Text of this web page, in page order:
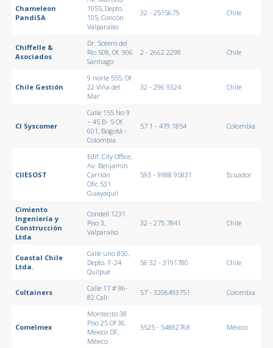
Chameleon
PandiSA
1055, Depto.
105, Concón
Valparaiso
32 - 2515675 Chile
Chiffelle &
Asociados
Dr. Sotero del
Río 508, Of. 906
Santiago
2 - 2662 2298 Chile
Chile Gestión
9 norte 555, Of
22 Viña del
Mar
32 - 296 9324 Chile
CI Syscomer
Calle 155 No 9
– 45 B- 5 Of.
601, Bogotá -
Colombia
57 1 - 479 1854 Colombia
CIIESOST
Edif. City Office,
Av. Benjamín
Carrión
Ofic.531
Guayaquil
593 - 9988 95831 Ecuador
Cimiento
Ingeniería y
Construcción
Ltda
Condell 1231
Piso 3,
Valparaíso
32 - 275 7841 Chile
Coastal Chile
Ltda.
Calle uno 850,
Depto. F-24
Quilpué
56 32 - 3191780 Chile
Coltainers
Calle 17 # 86-
82 Cali
57 - 3206493751 Colombia
Comelmex
Montecito 38
Piso 25 Of 36,
Mexico DF,
México
5525 - 54882768 México